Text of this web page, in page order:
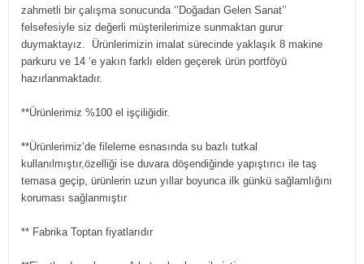
zahmetli bir çalışma sonucunda ‘’Doğadan Gelen Sanat’’
felsefesiyle siz değerli müşterilerimize sunmaktan gurur
duymaktayız. Ürünlerimizin imalat sürecinde yaklaşık 8 makine
parkuru ve 14 ‘e yakın farklı elden geçerek ürün portföyü
hazırlanmaktadır.
**Ürünlerimiz %100 el işçiliğidir.
**Ürünlerimiz’de fileleme esnasında su bazlı tutkal
kullanılmıştır,özelliği ise duvara döşendiğinde yapıştırıcı ile taş
temasa geçip, ürünlerin uzun yıllar boyunca ilk günkü sağlamlığını
koruması sağlanmıştır
** Fabrika Toptan fiyatlarıdır